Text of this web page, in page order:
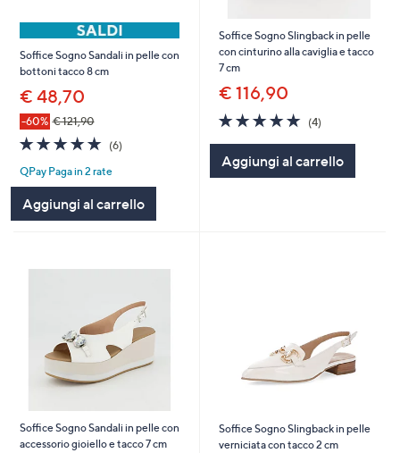
Soffice Sogno Sandali in pelle con
bottoni tacco 8 cm
€ 48,70
-60% € 121,90
4.7
of
5
Stars
(6)6
QPay Paga in 2 rate
Aggiungi al carrello
Soffice Sogno Slingback in pelle
con cinturino alla caviglia e tacco
7 cm
€ 116,90
5.0
of
Stars
(4)
Aggiungi al carrello
Soffice Sogno Sandali in pelle con
accessorio gioiello e tacco 7 cm
Soffice Sogno Slingback in pelle
verniciata con tacco 2 cm